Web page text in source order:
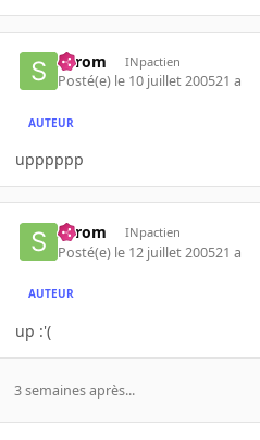
Serom INpactien
Posté(e) le 10 juillet 200521 a
AUTEUR
upppppp
Serom INpactien
Posté(e) le 12 juillet 200521 a
AUTEUR
up :'(
3 semaines après...